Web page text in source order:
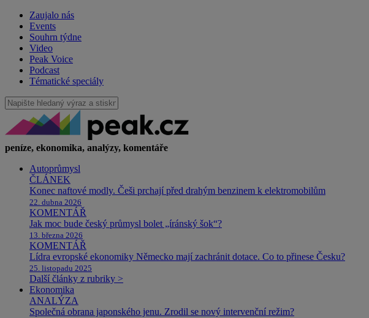
Zaujalo nás
Events
Souhrn týdne
Video
Peak Voice
Podcast
Tématické speciály
peníze, ekonomika, analýzy, komentáře
Autoprůmysl
ČLÁNEK
Konec naftové modly. Češi prchají před drahým benzinem k elektromobilům
22. dubna 2026
KOMENTÁŘ
Jak moc bude český průmysl bolet „íránský šok“?
13. března 2026
KOMENTÁŘ
Lídra evropské ekonomiky Německo mají zachránit dotace. Co to přinese Česku?
25. listopadu 2025
Další články z rubriky >
Ekonomika
ANALÝZA
Společná obrana japonského jenu. Zrodil se nový intervenční režim?